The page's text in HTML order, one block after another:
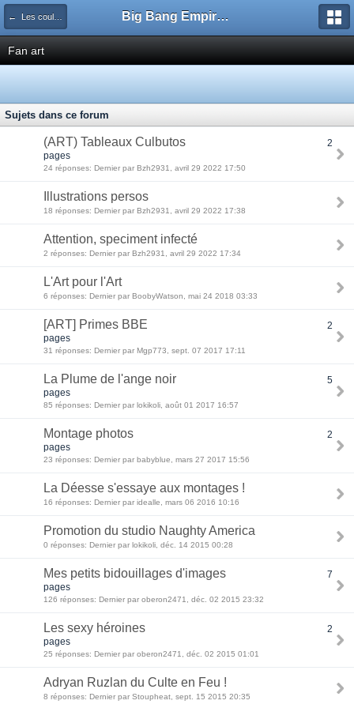
← Les coulisses Big Bang Empire - Forum
Fan art
Sujets dans ce forum
(ART) Tableaux Culbutos
2
pages
24 réponses: Dernier par Bzh2931, avril 29 2022 17:50
Illustrations persos
18 réponses: Dernier par Bzh2931, avril 29 2022 17:38
Attention, speciment infecté
2 réponses: Dernier par Bzh2931, avril 29 2022 17:34
L'Art pour l'Art
6 réponses: Dernier par BoobyWatson, mai 24 2018 03:33
[ART] Primes BBE
2
pages
31 réponses: Dernier par Mgp773, sept. 07 2017 17:11
La Plume de l'ange noir
5
pages
85 réponses: Dernier par lokikoli, août 01 2017 16:57
Montage photos
2
pages
23 réponses: Dernier par babyblue, mars 27 2017 15:56
La Déesse s'essaye aux montages !
16 réponses: Dernier par idealle, mars 06 2016 10:16
Promotion du studio Naughty America
0 réponses: Dernier par lokikoli, déc. 14 2015 00:28
Mes petits bidouillages d'images
7
pages
126 réponses: Dernier par oberon2471, déc. 02 2015 23:32
Les sexy héroines
2
pages
25 réponses: Dernier par oberon2471, déc. 02 2015 01:01
Adryan Ruzlan du Culte en Feu !
8 réponses: Dernier par Stoupheat, sept. 15 2015 20:35